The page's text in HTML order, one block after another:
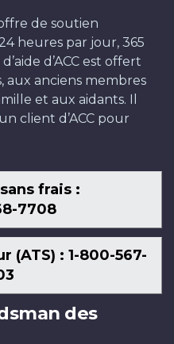
de soutien
heures par jour, 365
d’ACC est offert
anciens membres
et aux aidants. Il
client d’ACC pour
frais :
7708
(ATS) : 1-800-567-
des